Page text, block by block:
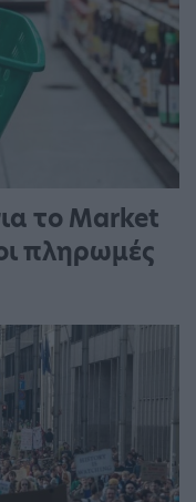
το Market
πληρωμές